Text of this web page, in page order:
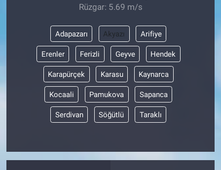
Rüzgar: 5.69 m/s
Adapazarı Akyazı Arifiye
Erenler Ferizli Geyve Hendek
Karapürçek Karasu Kaynarca
Kocaali Pamukova Sapanca
Serdivan Söğütlü Taraklı